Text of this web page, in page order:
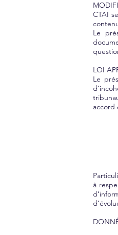
CTAI
Le
LOI
Le
accord
à